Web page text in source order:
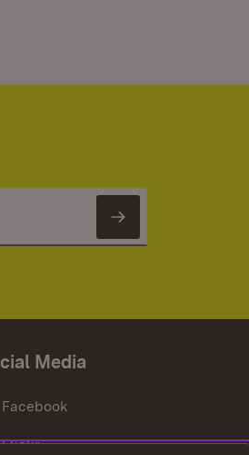
Newsletter
Media
Facebook
Flickr